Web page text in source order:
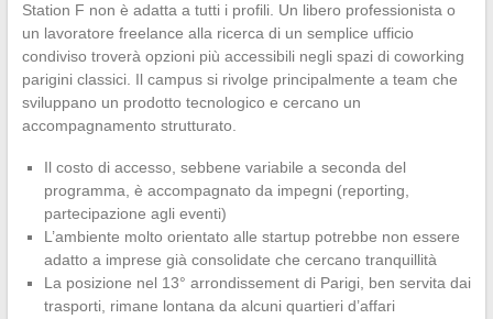
Station F non è adatta a tutti i profili. Un libero professionista o
un lavoratore freelance alla ricerca di un semplice ufficio
condiviso troverà opzioni più accessibili negli spazi di coworking
parigini classici. Il campus si rivolge principalmente a team che
sviluppano un prodotto tecnologico e cercano un
accompagnamento strutturato.
Il costo di accesso, sebbene variabile a seconda del
programma, è accompagnato da impegni (reporting,
partecipazione agli eventi)
L’ambiente molto orientato alle startup potrebbe non essere
adatto a imprese già consolidate che cercano tranquillità
La posizione nel 13° arrondissement di Parigi, ben servita dai
trasporti, rimane lontana da alcuni quartieri d’affari